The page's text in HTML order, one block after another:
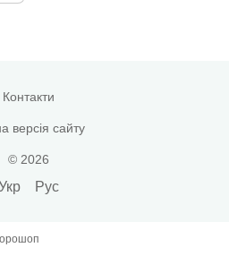
Контакти
версія сайту
© 2026
Рус